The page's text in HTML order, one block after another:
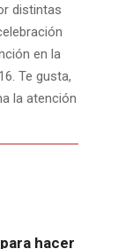
distintas
en la
Te gusta,
la atención
hacer